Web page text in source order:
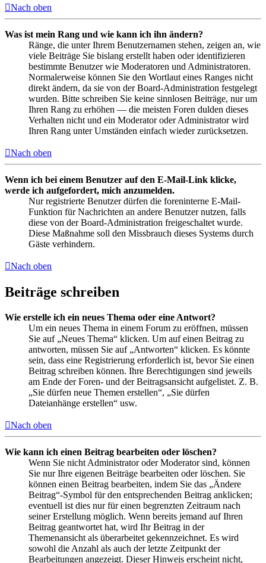
Nach oben
Was ist mein Rang und wie kann ich ihn ändern?
Ränge, die unter Ihrem Benutzernamen stehen, zeigen an, wie
viele Beiträge Sie bislang erstellt haben oder identifizieren
bestimmte Benutzer wie Moderatoren und Administratoren.
Normalerweise können Sie den Wortlaut eines Ranges nicht
direkt ändern, da sie von der Board-Administration festgelegt
wurden. Bitte schreiben Sie keine sinnlosen Beiträge, nur um
Ihren Rang zu erhöhen — die meisten Foren dulden dieses
Verhalten nicht und ein Moderator oder Administrator wird
Ihren Rang unter Umständen einfach wieder zurücksetzen.
Nach oben
Wenn ich bei einem Benutzer auf den E-Mail-Link klicke,
werde ich aufgefordert, mich anzumelden.
Nur registrierte Benutzer dürfen die foreninterne E-Mail-
Funktion für Nachrichten an andere Benutzer nutzen, falls
diese von der Board-Administration freigeschaltet wurde.
Diese Maßnahme soll den Missbrauch dieses Systems durch
Gäste verhindern.
Nach oben
Beiträge schreiben
Wie erstelle ich ein neues Thema oder eine Antwort?
Um ein neues Thema in einem Forum zu eröffnen, müssen
Sie auf „Neues Thema“ klicken. Um auf einen Beitrag zu
antworten, müssen Sie auf „Antworten“ klicken. Es könnte
sein, dass eine Registrierung erforderlich ist, bevor Sie einen
Beitrag schreiben können. Ihre Berechtigungen sind jeweils
am Ende der Foren- und der Beitragsansicht aufgelistet. Z. B.
„Sie dürfen neue Themen erstellen“, „Sie dürfen
Dateianhänge erstellen“ usw.
Nach oben
Wie kann ich einen Beitrag bearbeiten oder löschen?
Wenn Sie nicht Administrator oder Moderator sind, können
Sie nur Ihre eigenen Beiträge bearbeiten oder löschen. Sie
können einen Beitrag bearbeiten, indem Sie das „Ändere
Beitrag“-Symbol für den entsprechenden Beitrag anklicken;
eventuell ist dies nur für einen begrenzten Zeitraum nach
seiner Erstellung möglich. Wenn bereits jemand auf Ihren
Beitrag geantwortet hat, wird Ihr Beitrag in der
Themenansicht als überarbeitet gekennzeichnet. Es wird
sowohl die Anzahl als auch der letzte Zeitpunkt der
Bearbeitungen angezeigt. Dieser Hinweis erscheint nicht,